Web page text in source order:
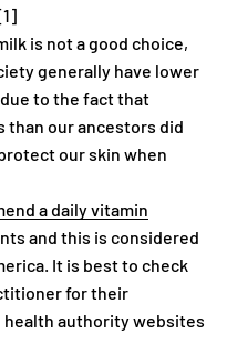
is not a good choice,
generally have lower
to the fact that
than our ancestors did
our skin when
a daily vitamin
and this is considered
It is best to check
for their
health authority websites